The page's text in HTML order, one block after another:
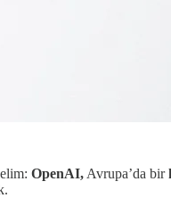
OpenAI, Avrupa’da bir